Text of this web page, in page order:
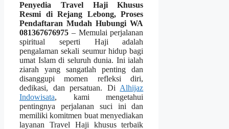
Penyedia Travel Haji Khusus
Resmi di Rejang Lebong, Proses
Pendaftaran Mudah Hubungi WA
081367676975 – Memulai perjalanan
spiritual seperti Haji adalah
pengalaman sekali seumur hidup bagi
umat Islam di seluruh dunia. Ini ialah
ziarah yang sangatlah penting dan
disanggupi momen refleksi diri,
dedikasi, dan persatuan. Di Alhijaz
Indowisata, kami mengetahui
pentingnya perjalanan suci ini dan
memiliki komitmen buat menyediakan
layanan Travel Haji khusus terbaik